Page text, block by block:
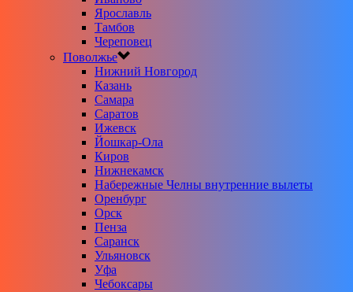
Ярославль
Тамбов
Череповец
Поволжье
Нижний Новгород
Казань
Самара
Саратов
Ижевск
Йошкар-Ола
Киров
Нижнекамск
Набережные Челны внутренние вылеты
Оренбург
Орск
Пенза
Саранск
Ульяновск
Уфа
Чебоксары